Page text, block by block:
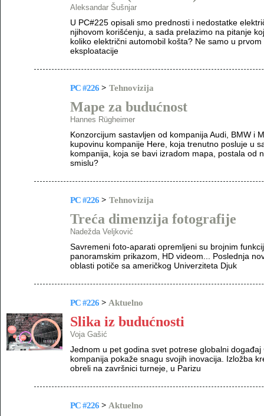
Aleksandar Šušnjar
U PC#225 opisali smo prednosti i nedostatke
njihovom korišćenju, a sada prelazimo na pitanje
koliko električni automobil košta? Ne samo u
eksploatacije
PC #226 > Tehnovizija
Mape za budućnost
Hannes Rügheimer
Konzorcijum sastavljen od kompanija Audi, BMW i
kupovinu kompanije Here, koja trenutno posluje u
kompanija, koja se bavi izradom mapa, postala od
smislu?
PC #226 > Tehnovizija
Treća dimenzija fotografije
Nadežda Veljković
Savremeni foto-aparati opremljeni su brojnim
panoramskim prikazom, HD videom... Poslednja
oblasti potiče sa američkog Univerziteta Djuk
PC #226 > Aktuelno
Slika iz budućnosti
Voja Gašić
Jednom u pet godina svet potrese globalni
kompanija pokaže snagu svojih inovacija. Izložba
obreli na završnici turneje, u Parizu
PC #226 > Aktuelno